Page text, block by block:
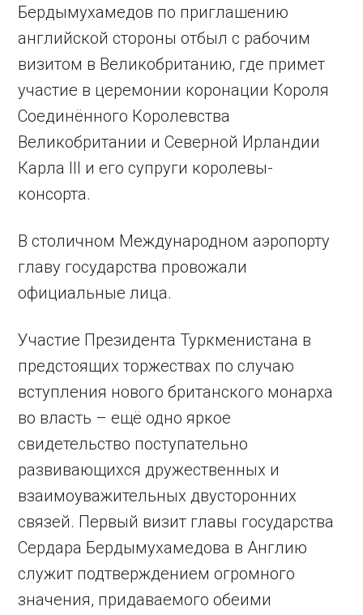
Бердымухамедов по приглашению
английской стороны отбыл с рабочим
визитом в Великобританию, где примет
участие в церемонии коронации Короля
Сое­динённого Королевства
Великобритании и Северной Ирландии
Карла III и его супруги королевы-
консорта.
В столичном Международном аэропорту
главу государства провожали
официальные лица.
Участие Президента Туркменистана в
предстоящих торжествах по случаю
вступ­ления нового британского монарха
во власть – ещё одно яркое
свидетельство поступательно
развивающихся дружественных и
взаимоуважительных двусторонних
связей. Первый визит главы государства
Сердара Бердымухамедова в Англию
служит подтверждением огромного
значения, придаваемого обеими